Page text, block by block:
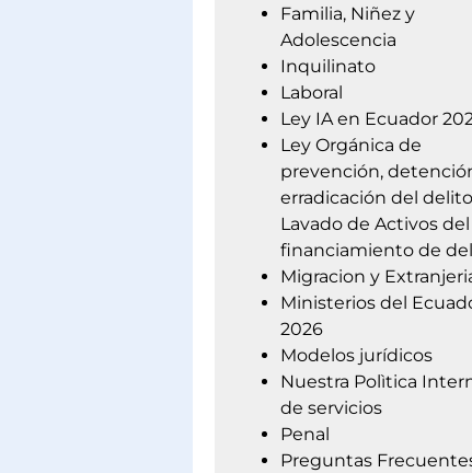
Familia, Niñez y
Adolescencia
Inquilinato
Laboral
Ley IA en Ecuador
Ley Orgánica de
prevención,
erradicación del
Lavado de Activos del
financiamiento de
Migracion y
Ministerios del
2026
Modelos jurídicos
Nuestra Polìtica
de servicios
Penal
Preguntas